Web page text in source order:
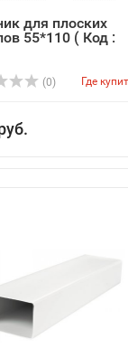
для плоских
55*110 ( Код :
(0) Где